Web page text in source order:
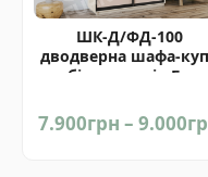
ШК-Д/ФД-100
дводверна шафа-
комбінована від
7.900грн – 9.000